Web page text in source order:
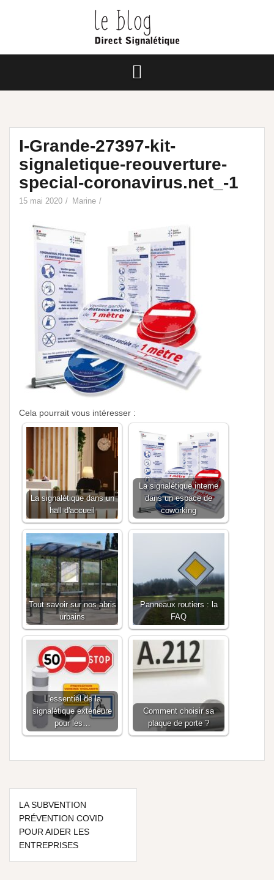
I-Grande-27397-kit-
signaletique-reouverture-
special-coronavirus.net_-1
15 mai 2020 Marine
Cela pourrait vous intéresser :
La signalétique dans un
hall d'accueil
La signalétique interne
dans un espace de
coworking
Tout savoir sur nos abris
urbains
Panneaux routiers : la
FAQ
L'essentiel de la
signalétique extérieure
pour les…
Comment choisir sa
plaque de porte ?
LA SUBVENTION
PRÉVENTION COVID
POUR AIDER LES
ENTREPRISES